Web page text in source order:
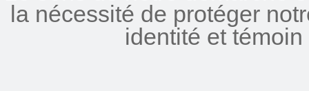
la nécessité de protéger
identité et